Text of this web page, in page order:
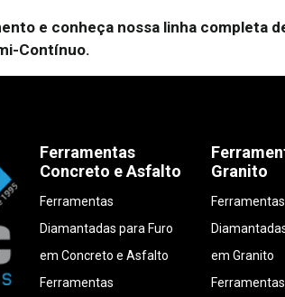
e conheça nossa linha completa
Contínuo.
Ferramentas
Concreto e Asfalto
Ferramentas
Diamantadas para Furo
em Concreto e Asfalto
Ferramentas
Granito
Ferramentas
em Granito
Ferramentas